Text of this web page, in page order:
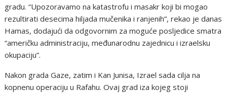
gradu. “Upozoravamo na katastrofu i masakr koji bi mogao
rezultirati desecima hiljada mučenika i ranjenih”, rekao je danas
Hamas, dodajući da odgovornim za moguće posljedice smatra
“američku administraciju, međunarodnu zajednicu i izraelsku
okupaciju”.
Nakon grada Gaze, zatim i Kan Junisa, Izrael sada cilja na
kopnenu operaciju u Rafahu. Ovaj grad iza kojeg stoji